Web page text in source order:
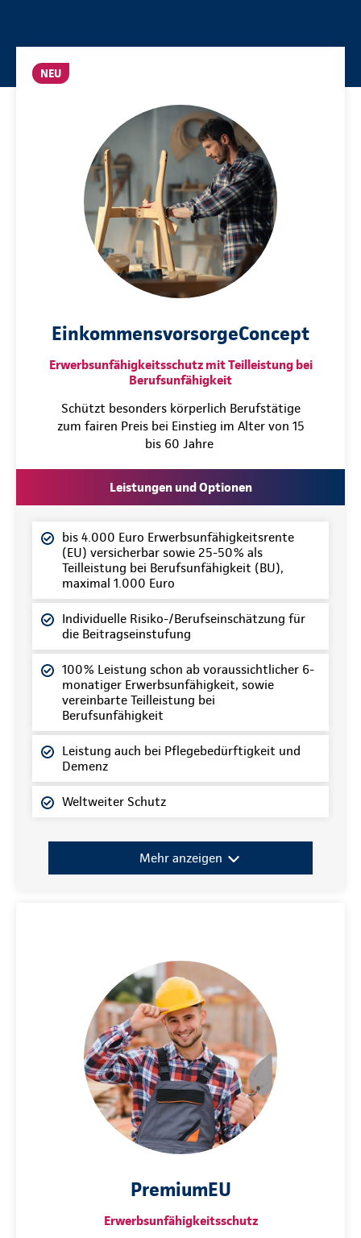
NEU
EinkommensvorsorgeConcept
Erwerbsunfähigkeitsschutz mit Teilleistung bei
Berufsunfähigkeit
Schützt besonders körperlich Berufstätige
zum fairen Preis bei Einstieg im Alter von 15
bis 60 Jahre
Leistungen und Optionen
bis 4.000 Euro Erwerbsunfähigkeitsrente
(EU) versicherbar sowie 25-50% als
Teilleistung bei Berufsunfähigkeit (BU),
maximal 1.000 Euro
Individuelle Risiko-/Berufseinschätzung für
die Beitragseinstufung
100% Leistung schon ab voraussichtlicher 6-
monatiger Erwerbsunfähigkeit, sowie
vereinbarte Teilleistung bei
Berufsunfähigkeit
Leistung auch bei Pflegebedürftigkeit und
Demenz
Weltweiter Schutz
Mehr anzeigen
PremiumEU
Erwerbsunfähigkeitsschutz